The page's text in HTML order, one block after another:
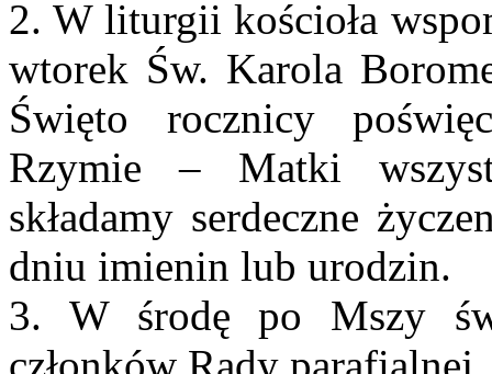
2. W liturgii kościoła
wtorek Św. Karola
Święto rocznicy
Rzymie – Matki
składamy serdeczne
dniu imienin lub urodzin.
3. W środę po Mszy